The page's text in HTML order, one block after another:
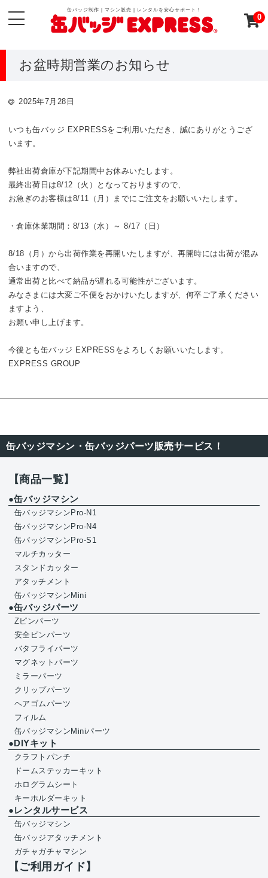
缶バッジ制作 | マシン販売 | レンタルを安心サポート！
0
お盆時期営業のお知らせ
2025年7月28日
いつも缶バッジ EXPRESSをご利用いただき、誠にありがとうござ
います。
弊社出荷倉庫が下記期間中お休みいたします。
最終出荷日は8/12（火）となっておりますので、
お急ぎのお客様は8/11（月）までにご注文をお願いいたします。
・倉庫休業期間：8/13（水）～ 8/17（日）
8/18（月）から出荷作業を再開いたしますが、再開時には出荷が混み
合いますので、
通常出荷と比べて納品が遅れる可能性がございます。
みなさまには大変ご不便をおかけいたしますが、何卒ご了承ください
ますよう、
お願い申し上げます。
今後とも缶バッジ EXPRESSをよろしくお願いいたします。
EXPRESS GROUP
缶バッジマシン・缶バッジパーツ販売サービス！
【商品一覧】
●缶バッジマシン
缶バッジマシンPro-N1
缶バッジマシンPro-N4
缶バッジマシンPro-S1
マルチカッター
スタンドカッター
アタッチメント
缶バッジマシンMini
●缶バッジパーツ
Zピンパーツ
安全ピンパーツ
バタフライパーツ
マグネットパーツ
ミラーパーツ
クリップパーツ
ヘアゴムパーツ
フィルム
缶バッジマシンMiniパーツ
●DIYキット
クラフトパンチ
ドームステッカーキット
ホログラムシート
キーホルダーキット
●レンタルサービス
缶バッジマシン
缶バッジアタッチメント
ガチャガチャマシン
【ご利用ガイド】